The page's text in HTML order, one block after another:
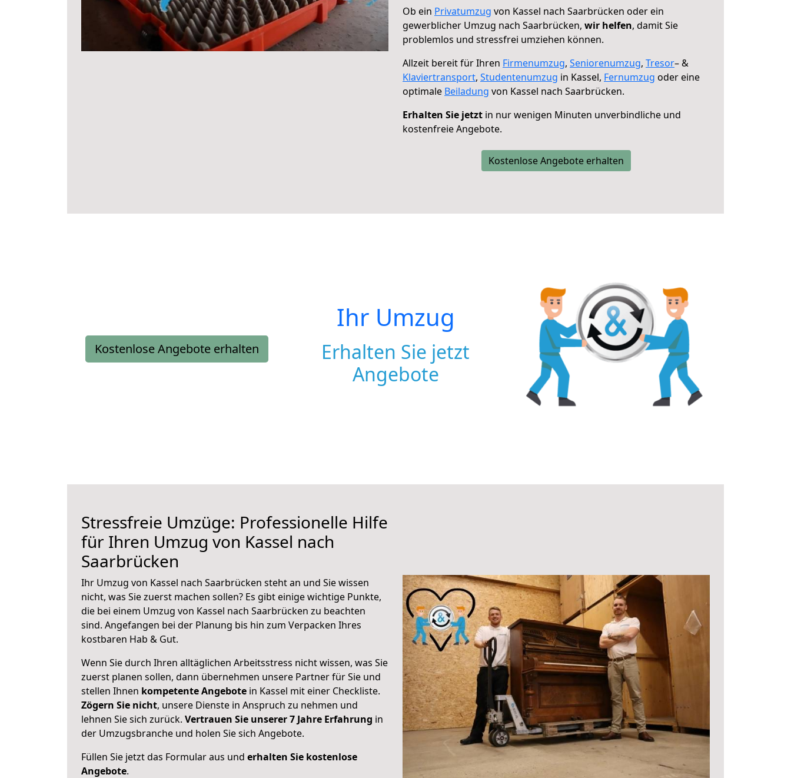
Ob ein Privatumzug von Kassel nach Saarbrücken oder ein
gewerblicher Umzug nach Saarbrücken, wir helfen, damit Sie
problemlos und stressfrei umziehen können.
Allzeit bereit für Ihren Firmenumzug, Seniorenumzug, Tresor– &
Klaviertransport, Studentenumzug in Kassel, Fernumzug oder eine
optimale Beiladung von Kassel nach Saarbrücken.
Erhalten Sie jetzt in nur wenigen Minuten unverbindliche und
kostenfreie Angebote.
Kostenlose Angebote erhalten
Kostenlose Angebote erhalten
Ihr Umzug
Erhalten Sie jetzt
Angebote
Stressfreie Umzüge: Professionelle Hilfe
für Ihren Umzug von Kassel nach
Saarbrücken
Ihr Umzug von Kassel nach Saarbrücken steht an und Sie wissen
nicht, was Sie zuerst machen sollen? Es gibt einige wichtige Punkte,
die bei einem Umzug von Kassel nach Saarbrücken zu beachten
sind. Angefangen bei der Planung bis hin zum Verpacken Ihres
kostbaren Hab & Gut.
Wenn Sie durch Ihren alltäglichen Arbeitsstress nicht wissen, was Sie
zuerst planen sollen, dann übernehmen unsere Partner für Sie und
stellen Ihnen kompetente Angebote in Kassel mit einer Checkliste.
Zögern Sie nicht, unsere Dienste in Anspruch zu nehmen und
lehnen Sie sich zurück. Vertrauen Sie unserer 7 Jahre Erfahrung in
der Umzugsbranche und holen Sie sich Angebote.
Füllen Sie jetzt das Formular aus und erhalten Sie kostenlose
Angebote.